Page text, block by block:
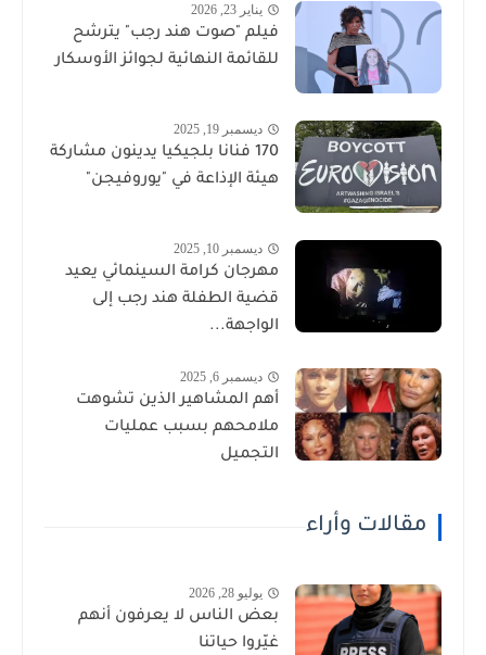
يناير 23, 2026
فيلم "صوت هند رجب" يترشح
للقائمة النهائية لجوائز الأوسكار
ديسمبر 19, 2025
170 فنانا بلجيكيا يدينون مشاركة
هيئة الإذاعة في "يوروفيجن"
ديسمبر 10, 2025
مهرجان كرامة السينمائي يعيد
قضية الطفلة هند رجب إلى
الواجهة...
ديسمبر 6, 2025
أهم المشاهير الذين تشوهت
ملامحهم بسبب عمليات
التجميل
مقالات وأراء
يوليو 28, 2026
بعض الناس لا يعرفون أنهم
غيّروا حياتنا